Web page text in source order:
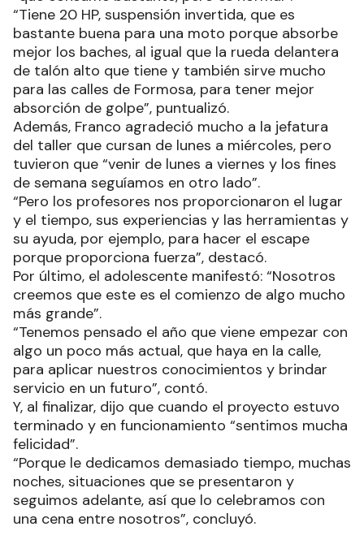
“Tiene 20 HP, suspensión invertida, que es
bastante buena para una moto porque absorbe
mejor los baches, al igual que la rueda delantera
de talón alto que tiene y también sirve mucho
para las calles de Formosa, para tener mejor
absorción de golpe”, puntualizó.
Además, Franco agradeció mucho a la jefatura
del taller que cursan de lunes a miércoles, pero
tuvieron que “venir de lunes a viernes y los fines
de semana seguíamos en otro lado”.
“Pero los profesores nos proporcionaron el lugar
y el tiempo, sus experiencias y las herramientas y
su ayuda, por ejemplo, para hacer el escape
porque proporciona fuerza”, destacó.
Por último, el adolescente manifestó: “Nosotros
creemos que este es el comienzo de algo mucho
más grande”.
“Tenemos pensado el año que viene empezar con
algo un poco más actual, que haya en la calle,
para aplicar nuestros conocimientos y brindar
servicio en un futuro”, contó.
Y, al finalizar, dijo que cuando el proyecto estuvo
terminado y en funcionamiento “sentimos mucha
felicidad”.
“Porque le dedicamos demasiado tiempo, muchas
noches, situaciones que se presentaron y
seguimos adelante, así que lo celebramos con
una cena entre nosotros”, concluyó.